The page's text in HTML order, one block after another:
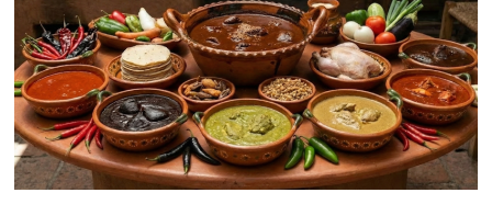
combate
a
la
corrupción
en
Tlaxcala
durante
2026